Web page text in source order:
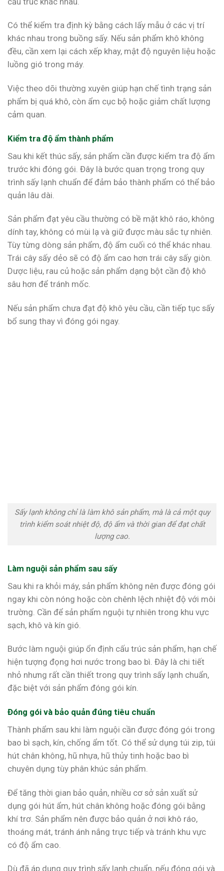
Có thể kiểm tra định kỳ bằng cách lấy mẫu ở các vị trí
khác nhau trong buồng sấy. Nếu sản phẩm khô không
đều, cần xem lại cách xếp khay, mật độ nguyên liệu hoặc
luồng gió trong máy.
Việc theo dõi thường xuyên giúp hạn chế tình trạng sản
phẩm bị quá khô, còn ẩm cục bộ hoặc giảm chất lượng
cảm quan.
Kiểm tra độ ẩm thành phẩm
Sau khi kết thúc sấy, sản phẩm cần được kiểm tra độ ẩm
trước khi đóng gói. Đây là bước quan trọng trong quy
trình sấy lạnh chuẩn để đảm bảo thành phẩm có thể bảo
quản lâu dài.
Sản phẩm đạt yêu cầu thường có bề mặt khô ráo, không
dính tay, không có mùi lạ và giữ được màu sắc tự nhiên.
Tùy từng dòng sản phẩm, độ ẩm cuối có thể khác nhau.
Trái cây sấy dẻo sẽ có độ ẩm cao hơn trái cây sấy giòn.
Dược liệu, rau củ hoặc sản phẩm dạng bột cần độ khô
sâu hơn để tránh mốc.
Nếu sản phẩm chưa đạt độ khô yêu cầu, cần tiếp tục sấy
bổ sung thay vì đóng gói ngay.
Sấy lạnh không chỉ là làm khô sản phẩm, mà là cả một quy
trình kiểm soát nhiệt độ, độ ẩm và thời gian để đạt chất
lượng cao.
Làm nguội sản phẩm sau sấy
Sau khi ra khỏi máy, sản phẩm không nên được đóng gói
ngay khi còn nóng hoặc còn chênh lệch nhiệt độ với môi
trường. Cần để sản phẩm nguội tự nhiên trong khu vực
sạch, khô và kín gió.
Bước làm nguội giúp ổn định cấu trúc sản phẩm, hạn chế
hiện tượng đọng hơi nước trong bao bì. Đây là chi tiết
nhỏ nhưng rất cần thiết trong quy trình sấy lạnh chuẩn,
đặc biệt với sản phẩm đóng gói kín.
Đóng gói và bảo quản đúng tiêu chuẩn
Thành phẩm sau khi làm nguội cần được đóng gói trong
bao bì sạch, kín, chống ẩm tốt. Có thể sử dụng túi zip, túi
hút chân không, hũ nhựa, hũ thủy tinh hoặc bao bì
chuyên dụng tùy phân khúc sản phẩm.
Để tăng thời gian bảo quản, nhiều cơ sở sản xuất sử
dụng gói hút ẩm, hút chân không hoặc đóng gói bằng
khí trơ. Sản phẩm nên được bảo quản ở nơi khô ráo,
thoáng mát, tránh ánh nắng trực tiếp và tránh khu vực
có độ ẩm cao.
Dù đã áp dụng quy trình sấy lạnh chuẩn, nếu đóng gói và